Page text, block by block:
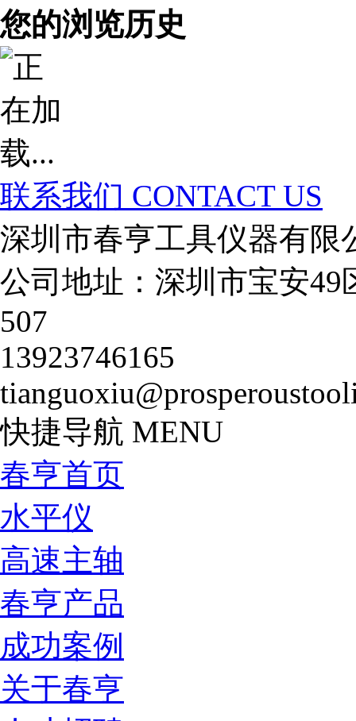
您的浏览历史
联系我们 CONTACT US
深圳市春亨工具仪器有限
公司地址：深圳市宝安
507
13923746165
快捷导航 MENU
春亨首页
水平仪
高速主轴
春亨产品
成功案例
关于春亨